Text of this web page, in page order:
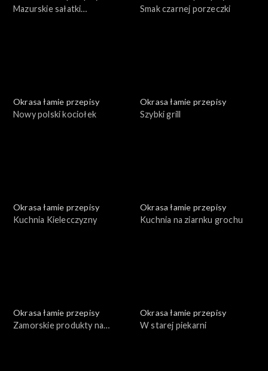
Mazurskie sałatki
Smak czarnej porzeczki
Okrasa łamie przepisy
Nowy polski kociołek
Okrasa łamie przepisy
Szybki grill
Okrasa łamie przepisy
Kuchnia Kielecczyzny
Okrasa łamie przepisy
Kuchnia na ziarnku grochu
Okrasa łamie przepisy
Zamorskie produkty na
Okrasa łamie przepisy
W starej piekarni